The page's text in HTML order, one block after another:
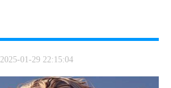
2025-01-29 22:15:04